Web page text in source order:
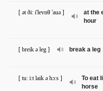
at the
hour
[ ət ði: i'levnθ 'auə ]
break a leg
[ breik ə leg ]
To eat
horse
[ tu: i:t laik ə hɔ:s ]